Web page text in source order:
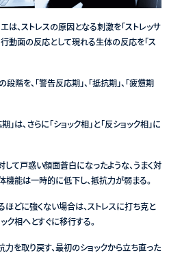
は、ストレスの原因となる刺激を「ストレッサ
行動面の反応として現れる生体の反応を「ス
階を、「警告反応期」、「抵抗期」、「疲憊期
は、さらに「ショック相」と「反ショック相」に
して戸惑い顔面蒼白になったような、うまく対
機能は一時的に低下し、抵抗力が弱まる。
ほどに強くない場合は、ストレスに打ち克と
ク相へとすぐに移行する。
を取り戻す、最初のショックから立ち直った